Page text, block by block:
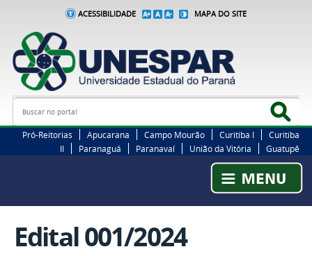
ACESSIBILIDADE MAPA DO SITE
Busca
Pró-Reitorias Apucarana Campo Mourão Curitiba I
Curitiba
II
Paranaguá Paranavaí União da Vitória Guatupê
Edital 001/2024